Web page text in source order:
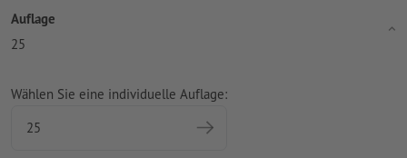
Auflage
25
Wählen Sie eine individuelle Auflage: